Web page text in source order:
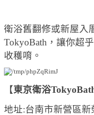
衛浴舊翻修或新屋入
TokyoBath，讓你超
收穫唷。
【東京衛浴
地址:台南市新營區新